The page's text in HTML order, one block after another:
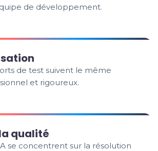
de développement.
de test suivent le même
et rigoureux.
qualité
se concentrent sur la résolution